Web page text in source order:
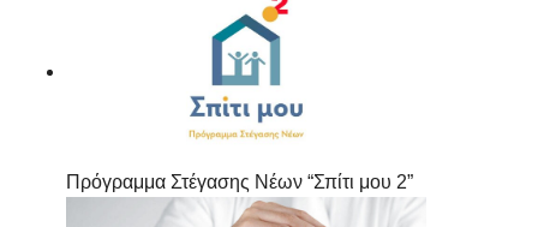
Πρόγραμμα Στέγασης Νέων “Σπίτι μου 2”